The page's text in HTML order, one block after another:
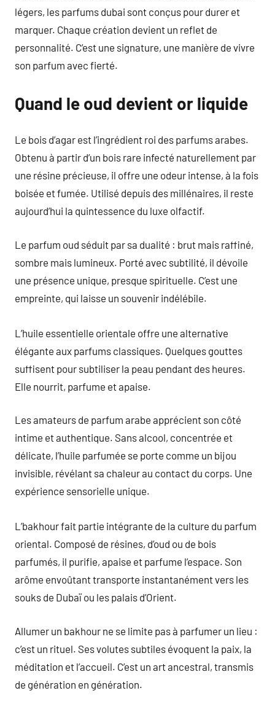
légers, les parfums dubai sont conçus pour durer et
marquer. Chaque création devient un reflet de
personnalité. C’est une signature, une manière de vivre
son parfum avec fierté.
Quand le oud devient or liquide
Le bois d’agar est l’ingrédient roi des parfums arabes.
Obtenu à partir d’un bois rare infecté naturellement par
une résine précieuse, il offre une odeur intense, à la fois
boisée et fumée. Utilisé depuis des millénaires, il reste
aujourd’hui la quintessence du luxe olfactif.
Le parfum oud séduit par sa dualité : brut mais raffiné,
sombre mais lumineux. Porté avec subtilité, il dévoile
une présence unique, presque spirituelle. C’est une
empreinte, qui laisse un souvenir indélébile.
L’huile essentielle orientale offre une alternative
élégante aux parfums classiques. Quelques gouttes
suffisent pour subtiliser la peau pendant des heures.
Elle nourrit, parfume et apaise.
Les amateurs de parfum arabe apprécient son côté
intime et authentique. Sans alcool, concentrée et
délicate, l’huile parfumée se porte comme un bijou
invisible, révélant sa chaleur au contact du corps. Une
expérience sensorielle unique.
L’bakhour fait partie intégrante de la culture du parfum
oriental. Composé de résines, d’oud ou de bois
parfumés, il purifie, apaise et parfume l’espace. Son
arôme envoûtant transporte instantanément vers les
souks de Dubaï ou les palais d’Orient.
Allumer un bakhour ne se limite pas à parfumer un lieu :
c’est un rituel. Ses volutes subtiles évoquent la paix, la
méditation et l’accueil. C’est un art ancestral, transmis
de génération en génération.